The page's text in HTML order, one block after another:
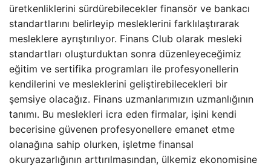
üretkenliklerini sürdürebilecekler finansör ve bankacı
standartlarını belirleyip mesleklerini farklılaştırarak
mesleklere ayrıştırılıyor. Finans Club olarak mesleki
standartları oluşturduktan sonra düzenleyeceğimiz
eğitim ve sertifika programları ile profesyonellerin
kendilerini ve mesleklerini geliştirebilecekleri bir
şemsiye olacağız. Finans uzmanlarımızın uzmanlığının
tanımı. Bu meslekleri icra eden firmalar, işini kendi
becerisine güvenen profesyonellere emanet etme
olanağına sahip olurken, işletme finansal
okuryazarlığının arttırılmasından, ülkemiz ekonomisine